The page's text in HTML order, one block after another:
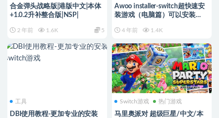
合金弹头战略版|港版中文|本体
+1.0.2升补整合版|NSP|
2 年前 1.6K 5
Awoo installer-switch超快速安
装游戏（电脑篇）可以安装
4 年前 1.4K
工具
DBI使用教程-更加专业的安装
Switch游戏 热门游戏
马里奥派对 超级巨星/中文/本